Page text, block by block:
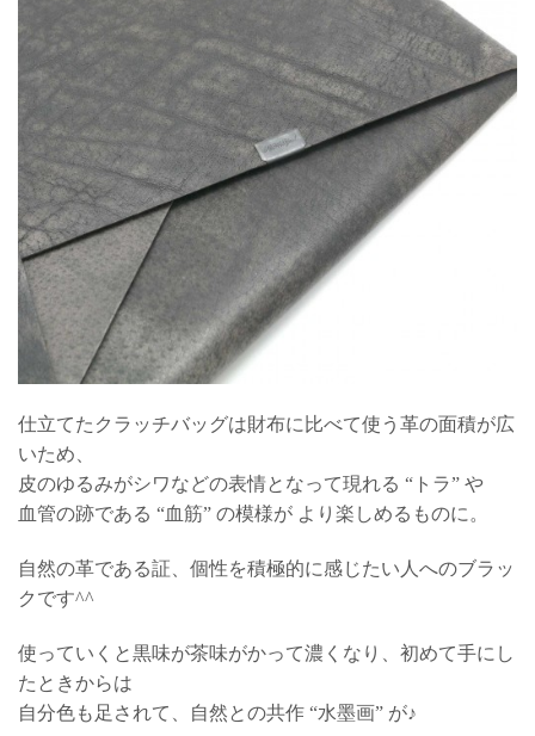
仕立てたクラッチバッグは財布に比べて使う革の面積が広
いため、
皮のゆるみがシワなどの表情となって現れる “トラ” や
血管の跡である “血筋” の模様が より楽しめるものに。
自然の革である証、個性を積極的に感じたい人へのブラッ
クです^^
使っていくと黒味が茶味がかって濃くなり、初めて手にし
たときからは
自分色も足されて、自然との共作 “水墨画” が♪